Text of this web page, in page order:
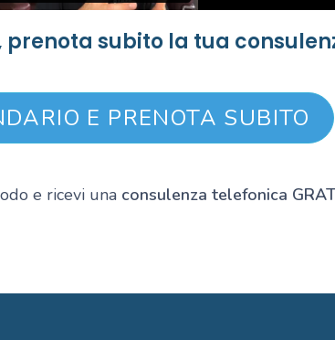
prenota subito la tua
E PRENOTA SUBITO
e ricevi una consulenza telefonica